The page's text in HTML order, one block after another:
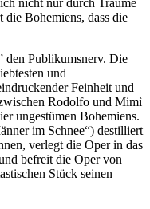
die Bohemiens, dass die
den Publikumsnerv. Die
und
Feinheit und
Rodolfo und Mimì
ungestümen Bohemiens.
im Schnee“) destilliert
verlegt die Oper in das
befreit die Oper von
Stück seinen